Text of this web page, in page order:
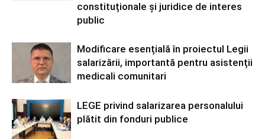
constituționale și juridice de interes
public
Modificare esențială în proiectul Legii
salarizării, importantă pentru asistenții
medicali comunitari
LEGE privind salarizarea personalului
plătit din fonduri publice